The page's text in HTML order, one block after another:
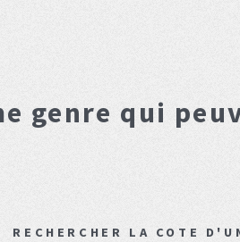
genre qui
RECHERCHER LA COTE